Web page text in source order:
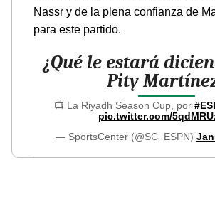
Nassr y de la plena confianza de
para este partido.
¿Qué le estará
Pity
📺 La Riyadh Season Cup, por
pic.twitter.com/
— SportsCenter (@SC_ESPN)